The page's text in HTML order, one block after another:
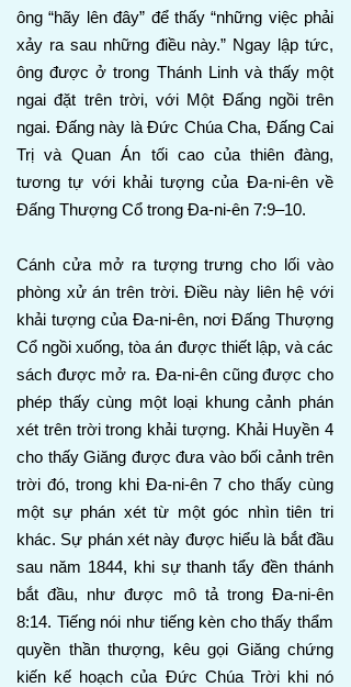
ông “hãy lên đây” để thấy “những việc phải
xảy ra sau những điều này.” Ngay lập tức,
ông được ở trong Thánh Linh và thấy một
ngai đặt trên trời, với Một Đấng ngồi trên
ngai. Đấng này là Đức Chúa Cha, Đấng Cai
Trị và Quan Án tối cao của thiên đàng,
tương tự với khải tượng của Đa-ni-ên về
Đấng Thượng Cổ trong Đa-ni-ên 7:9–10.
Cánh cửa mở ra tượng trưng cho lối vào
phòng xử án trên trời. Điều này liên hệ với
khải tượng của Đa-ni-ên, nơi Đấng Thượng
Cổ ngồi xuống, tòa án được thiết lập, và các
sách được mở ra. Đa-ni-ên cũng được cho
phép thấy cùng một loại khung cảnh phán
xét trên trời trong khải tượng. Khải Huyền 4
cho thấy Giăng được đưa vào bối cảnh trên
trời đó, trong khi Đa-ni-ên 7 cho thấy cùng
một sự phán xét từ một góc nhìn tiên tri
khác. Sự phán xét này được hiểu là bắt đầu
sau năm 1844, khi sự thanh tẩy đền thánh
bắt đầu, như được mô tả trong Đa-ni-ên
8:14. Tiếng nói như tiếng kèn cho thấy thẩm
quyền thần thượng, kêu gọi Giăng chứng
kiến kế hoạch của Đức Chúa Trời khi nó